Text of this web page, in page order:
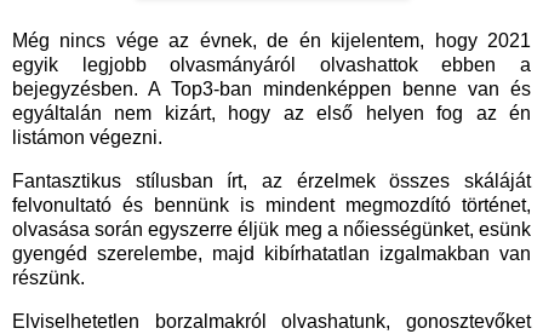
Még nincs vége az évnek, de én kijelentem, hogy 2021
egyik legjobb olvasmányáról olvashattok ebben a
bejegyzésben. A Top3-ban mindenképpen benne van és
egyáltalán nem kizárt, hogy az első helyen fog az én
listámon végezni.
Fantasztikus stílusban írt, az érzelmek összes skáláját
felvonultató és bennünk is mindent megmozdító történet,
olvasása során egyszerre éljük meg a nőiességünket, esünk
gyengéd szerelembe, majd kibírhatatlan izgalmakban van
részünk.
Elviselhetetlen borzalmakról olvashatunk, gonosztevőket